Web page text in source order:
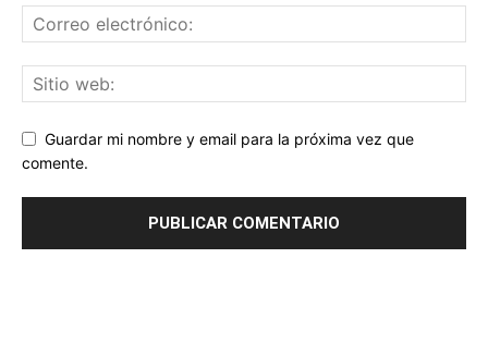
Guardar mi nombre y email para la próxima vez que
comente.